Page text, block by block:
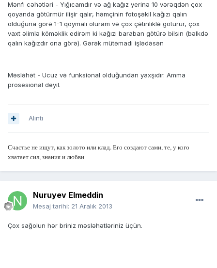
Mənfi cəhətləri - Yığıcamdır və ağ kağız yerinə 10 vərəqdən çox
qoyanda götürmür ilişir qalır, həmçinin fotoşəkil kağızı qalın
olduğuna görə 1-1 qoymalı oluram və çox çətinliklə götürür, çox
vaxt əlimlə köməklik edirəm ki kağızı baraban götürə bilsin (bəlkdə
qalın kağızdır ona görə). Gərək mütəmadi işlədəsən
Məsləhət - Ucuz və funksional olduğundan yaxşıdır. Amma
prosesional deyil.
Alıntı
Счастье не ищут, как золото или клад. Его создают сами, те, у кого
хватает сил, знания и любви
Nuruyev Elmeddin
Mesaj tarihi: 21 Aralık 2013
Çox sağolun hər briniz məsləhətləriniz üçün.